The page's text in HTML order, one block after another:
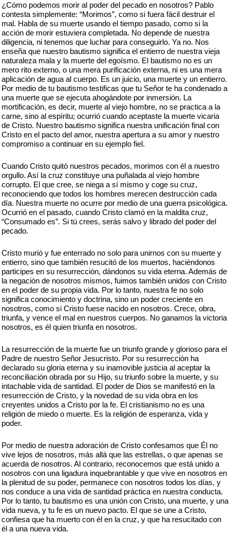
¿Cómo podemos morir al poder del pecado en nosotros? Pablo
contesta simplemente: “Morimos”, como si fuera fácil destruir el
mal. Habla de su muerte usando el tiempo pasado, como si la
acción de morir estuviera completada. No depende de nuestra
diligencia, ni tenemos que luchar para conseguirlo. Ya no. Nos
enseña que nuestro bautismo significa el entierro de nuestra vieja
naturaleza mala y la muerte del egoísmo. El bautismo no es un
mero rito externo, o una mera purificación externa, ni es una mera
aplicación de agua al cuerpo. Es un juicio, una muerte y un entierro.
Por medio de tu bautismo testificas que tu Señor te ha condenado a
una muerte que se ejecuta ahogándote por inmersión. La
mortificación, es decir, muerte al viejo hombre, no se practica a la
carne, sino al espíritu; ocurrió cuando aceptaste la muerte vicaria
de Cristo. Nuestro bautismo significa nuestra unificación final con
Cristo en el pacto del amor, nuestra apertura a su amor y nuestro
compromiso a continuar en su ejemplo fiel.
Cuando Cristo quitó nuestros pecados, morimos con él a nuestro
orgullo. Así la cruz constituye una puñalada al viejo hombre
corrupto. El que cree, se niega a sí mismo y coge su cruz,
reconociendo que todos los hombres merecen destrucción cada
día. Nuestra muerte no ocurre por medio de una guerra psicológica.
Ocurrió en el pasado, cuando Cristo clamó en la maldita cruz,
“Consumado es”. Si tú crees, serás salvo y librado del poder del
pecado.
Cristo murió y fue enterrado no solo para unirnos con su muerte y
entierro, sino que también resucitó de los muertos, haciéndonos
participes en su resurrección, dándonos su vida eterna. Además de
la negación de nosotros mismos, fuimos también unidos con Cristo
en el poder de su propia vida. Por lo tanto, nuestra fe no solo
significa conocimiento y doctrina, sino un poder creciente en
nosotros, como si Cristo fuese nacido en nosotros. Crece, obra,
triunfa, y vence el mal en nuestros cuerpos. No ganamos la victoria
nosotros, es él quien triunfa en nosotros.
La resurrección de la muerte fue un triunfo grande y glorioso para el
Padre de nuestro Señor Jesucristo. Por su resurrección ha
declarado su gloria eterna y su inamovible justicia al aceptar la
reconciliación obrada por su Hijo, su triunfo sobre la muerte, y su
intachable vida de santidad. El poder de Dios se manifestó en la
resurrección de Cristo, y la novedad de su vida obra en los
creyentes unidos a Cristo por la fe. El cristianismo no es una
religión de miedo o muerte. Es la religión de esperanza, vida y
poder.
Por medio de nuestra adoración de Cristo confesamos que Él no
vive lejos de nosotros, más allá que las estrellas, o que apenas se
acuerda de nosotros. Al contrario, reconocemos que está unido a
nosotros con una ligadura inquebrantable y que vive en nosotros en
la plenitud de su poder, permanece con nosotros todos los días, y
nos conduce a una vida de santidad práctica en nuestra conducta.
Por lo tanto, tu bautismo es una unión con Cristo, una muerte, y una
vida nueva, y tu fe es un nuevo pacto. El que se une a Cristo,
confiesa que ha muerto con él en la cruz, y que ha resucitado con
él a una nueva vida.